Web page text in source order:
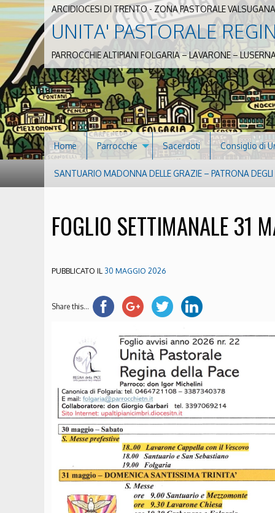
ARCIDIOCESI DI TRENTO - ZONA PASTORALE
UNITA' PASTORALE
PARROCCHIE ALTIPIANI FOLGARIA – LAVARONE –
Home Parrocchie Sacerdoti Consiglio di
SANTUARIO MADONNA DELLE GRAZIE – PATRONA DEGLI
FOGLIO SETTIMANALE 31
PUBBLICATO IL 30 MAGGIO 2026
Share this...